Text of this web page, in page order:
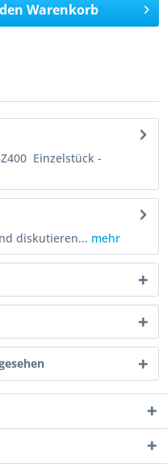
Warenkorb
Einzelstück -
diskutieren... mehr